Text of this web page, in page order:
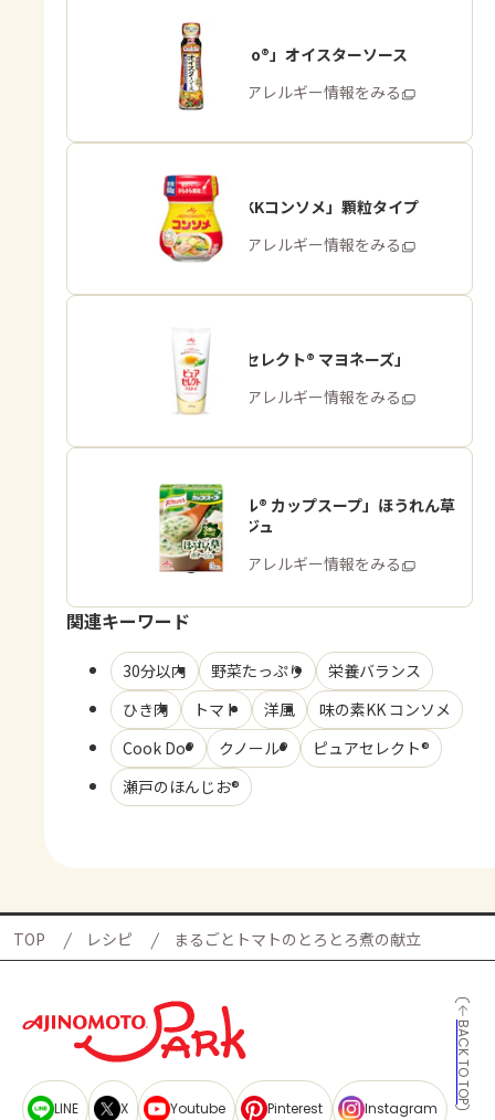
「Cook Do®」オイスターソース
商品・アレルギー情報をみる
「味の素KKコンソメ」顆粒タイプ
商品・アレルギー情報をみる
「ピュアセレクト® マヨネーズ」
商品・アレルギー情報をみる
「クノール® カップスープ」ほうれん草
のポタージュ
商品・アレルギー情報をみる
関連キーワード
30分以内 野菜たっぷり
栄養バランス
ひき肉
トマト 洋風
味の素KK コンソメ
Cook Do®
クノール®
ピュアセレクト®
瀬戸のほんじお®
TOP レシピ まるごとトマトのとろとろ煮の献立
BACK TO TOP
LINE X Youtube Pinterest Instagram